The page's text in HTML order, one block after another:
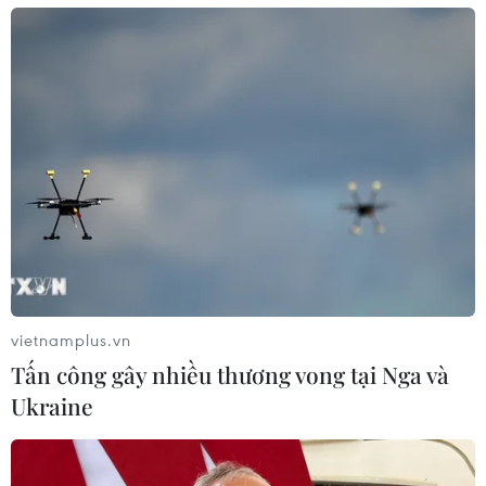
CƠ QUAN CHỦ QUẢN: THÔNG TẤN XÃ VIỆT NAM
Tổng Biên tập: TRẦN TIẾN DUẨN
Phó Tổng Biên tập: NGUYỄN THỊ TÁM, KHÚC THANH
THỦY
vietnamplus.vn
Tấn công gây nhiều thương vong tại Nga và
Ukraine